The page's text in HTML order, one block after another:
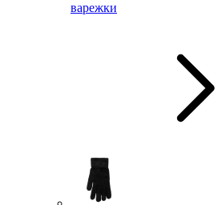
варежки